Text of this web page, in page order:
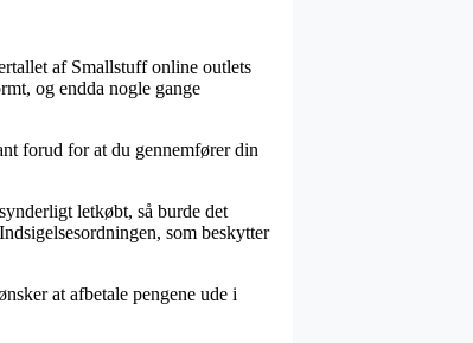
af Smallstuff online outlets
og endda nogle gange
forud for at du gennemfører din
letkøbt, så burde det
som beskytter
at afbetale pengene ude i